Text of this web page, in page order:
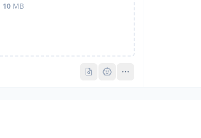
10 MB
Pro